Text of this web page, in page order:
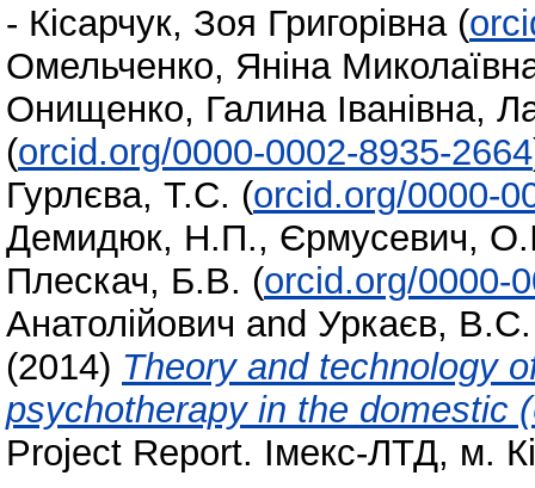
- Кісарчук, Зоя Григорівна (
Омельченко, Яніна
Онищенко, Галина Іванівна,
(orcid.org/0000-0002-8935-2664
Гурлєва, Т.С. (orcid.org/0000-
Демидюк, Н.П., Єрмусевич,
Плескач, Б.В. (orcid.org/0000-
Анатолійович and Уркаєв, В.С.
(2014) Theory and technology
psychotherapy in the domestic
Project Report. Імекс-ЛТД, м.